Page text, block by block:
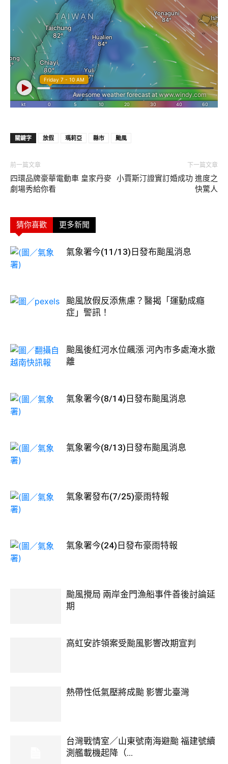
關鍵字 放假 瑪莉亞 縣市 颱風
前一篇文章
四環品牌豪華電動車 皇家丹麥
劇場秀給你看
下一篇文章
小賈斯汀證實訂婚成功 進度之
快驚人
猜你喜歡 更多新聞
氣象署今(11/13)日發布颱風消息
颱風放假反添焦慮？醫揭「運動成癮
症」警訊！
颱風後紅河水位飆漲 河內市多處淹水撤
離
氣象署今(8/14)日發布颱風消息
氣象署今(8/13)日發布颱風消息
氣象署發布(7/25)豪雨特報
氣象署今(24)日發布豪雨特報
颱風攪局 兩岸金門漁船事件善後討論延
期
高虹安詐領案受颱風影響改期宣判
熱帶性低氣壓將成颱 影響北臺灣
台灣戰情室／山東號南海避颱 福建號續
測艦載機起降（...